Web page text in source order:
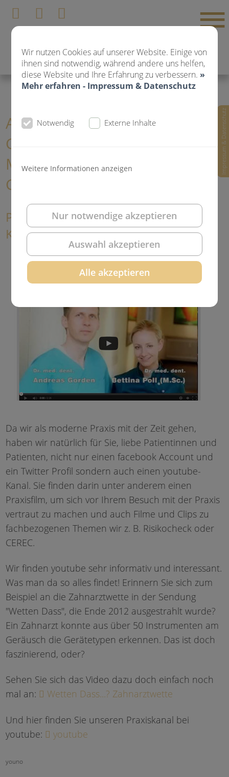
Wir nutzen Cookies auf unserer Website. Einige von
ihnen sind notwendig, während andere uns helfen,
diese Website und Ihre Erfahrung zu verbessern. »
Mehr erfahren - Impressum & Datenschutz
Notwendig Externe Inhalte
Weitere Informationen anzeigen
Nur notwendige akzeptieren
Auswahl akzeptieren
Alle akzeptieren
Impressum & Datenschutz
Aktuelle News
Gemeinschaftspraxis für Zahn-,
Mund- und Kieferheilkunde Dr.
Gorden und Dr. Poll
Praxisfilme in unserem youtube-
Kanal!
Da wir als moderne Praxis mit der Zeit gehen,
haben wir natürlich für Sie, liebe Patientinnen und
Patienten, nicht nur einen facebook Account und
ein Twitter Profil sondern auch einen youtube-
Kanal. Sie finden darin unter anderem einen
Praxisfilm, um sich vor Ihrem Besuch mit der Praxis
vertraut zu machen und auch Filme und Clips zu
fachbezogenen Themen wir z. B. Risikocheck oder
CEREC.
Wir finden youtube sehr informativ und interessant.
Was man da so alles findet! Erinnern Sie sich zum
Beispiel an die Zahnarztwette in der Sendung
"Wetten Dass", die Ende 2012 ausgestrahlt wurde?
Ein Zahnarzt konnte aus über 50 Instrumenten am
Geräusch die Gerätetypen erkennen. Das ist doch
faszinierend, oder?
Sehen Sie sich das Video dazu doch einfach noch
mal an:
Wetten Dass...? Zahnarztwette
Und hier finden Sie unseren Praxiskanal bei
youtube:
youtube
youno